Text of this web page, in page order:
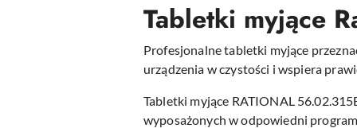
Tabletki myjące
Profesjonalne tabletki myjące
urządzenia w czystości i wspiera
Tabletki myjące RATIONAL
wyposażonych w odpowiedni